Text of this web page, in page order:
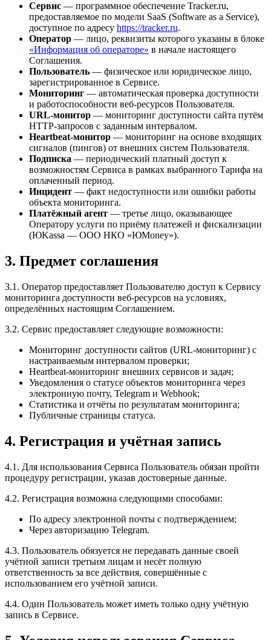
Сервис — программное обеспечение Tracker.ru,
предоставляемое по модели SaaS (Software as a Service),
доступное по адресу https://tracker.ru.
Оператор — лицо, реквизиты которого указаны в блоке
«Информация об операторе» в начале настоящего
Соглашения.
Пользователь — физическое или юридическое лицо,
зарегистрированное в Сервисе.
Мониторинг — автоматическая проверка доступности
и работоспособности веб-ресурсов Пользователя.
URL-монитор — мониторинг доступности сайта путём
HTTP-запросов с заданным интервалом.
Heartbeat-монитор — мониторинг на основе входящих
сигналов (пингов) от внешних систем Пользователя.
Подписка — периодический платный доступ к
возможностям Сервиса в рамках выбранного Тарифа на
оплаченный период.
Инцидент — факт недоступности или ошибки работы
объекта мониторинга.
Платёжный агент — третье лицо, оказывающее
Оператору услуги по приёму платежей и фискализации
(ЮKassa — ООО НКО «ЮMoney»).
3. Предмет соглашения
3.1. Оператор предоставляет Пользователю доступ к Сервису
мониторинга доступности веб-ресурсов на условиях,
определённых настоящим Соглашением.
3.2. Сервис предоставляет следующие возможности:
Мониторинг доступности сайтов (URL-мониторинг) с
настраиваемым интервалом проверки;
Heartbeat-мониторинг внешних сервисов и задач;
Уведомления о статусе объектов мониторинга через
электронную почту, Telegram и Webhook;
Статистика и отчёты по результатам мониторинга;
Публичные страницы статуса.
4. Регистрация и учётная запись
4.1. Для использования Сервиса Пользователь обязан пройти
процедуру регистрации, указав достоверные данные.
4.2. Регистрация возможна следующими способами:
По адресу электронной почты с подтверждением;
Через авторизацию Telegram.
4.3. Пользователь обязуется не передавать данные своей
учётной записи третьим лицам и несёт полную
ответственность за все действия, совершённые с
использованием его учётной записи.
4.4. Один Пользователь может иметь только одну учётную
запись в Сервисе.